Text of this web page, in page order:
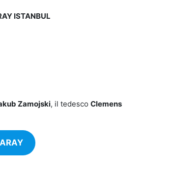
ISTANBUL
Zamojski, il tedesco Clemens